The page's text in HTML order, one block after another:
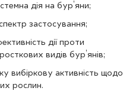
дія на бур’яни;
застосування;
дії проти
видів бур’янів;
вибіркову активність щодо
рослин.